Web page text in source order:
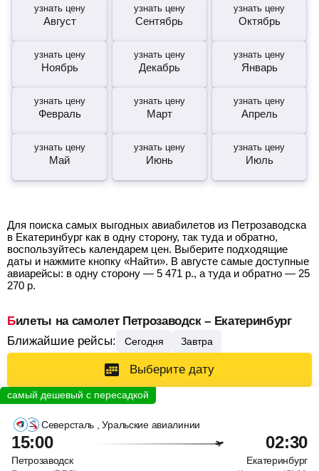
узнать цену
Август
узнать цену
Сентябрь
узнать цену
Октябрь
узнать цену
Ноябрь
узнать цену
Декабрь
узнать цену
Январь
узнать цену
Февраль
узнать цену
Март
узнать цену
Апрель
узнать цену
Май
узнать цену
Июнь
узнать цену
Июль
Для поиска самых выгодных авиабилетов из Петрозаводска
в Екатеринбург как в одну сторону, так туда и обратно,
воспользуйтесь календарем цен. Выберите подходящие
даты и нажмите кнопку «Найти». В августе самые доступные
авиарейсы: в одну сторону — 5 471 р., а туда и обратно — 25
270 р.
Билеты на самолет Петрозаводск – Екатеринбург
Ближайшие рейсы:
Сегодня Завтра
Выберите дату
Северсталь , Уральские авиалинии
15:00 02:30
Петрозаводск
Екатеринбург